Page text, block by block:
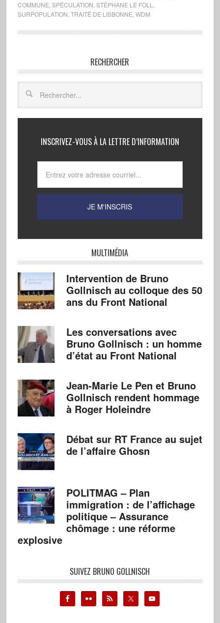
COMMUNE SPÉCULATION STÉPHANE LE FOLL
SURPOPULATION TRAITÉ DE LISBONNE WDM
RECHERCHER
INSCRIVEZ-VOUS À LA LETTRE D’INFORMATION
MULTIMÉDIA
Intervention de Bruno
Gollnisch au colloque des 50
ans du Front National
Les conversations avec
Bruno Gollnisch : un homme
d’état au Front National
Jean-Marie Le Pen et Bruno
Gollnisch rendent hommage
à Roger Holeindre
Débat sur RT France au sujet
de l’affaire Ghosn
POLITMAG – Plan
immigration : de l’affichage
politique – Assurance
chômage : une réforme
explosive
SUIVEZ BRUNO GOLLNISCH